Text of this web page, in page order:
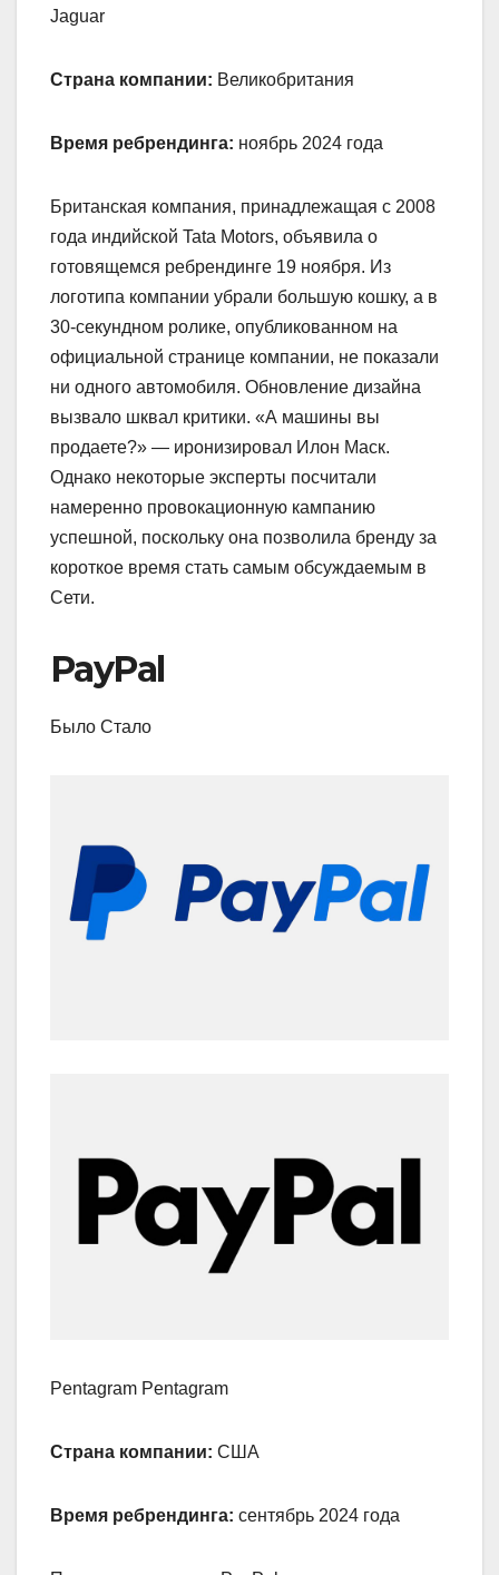
Jaguar
Страна компании: Великобритания
Время ребрендинга: ноябрь 2024 года
Британская компания, принадлежащая с 2008
года индийской Tata Motors, объявила о
готовящемся ребрендинге 19 ноября. Из
логотипа компании убрали большую кошку, а в
30-секундном ролике, опубликованном на
официальной странице компании, не показали
ни одного автомобиля. Обновление дизайна
вызвало шквал критики. «А машины вы
продаете?» — иронизировал Илон Маск.
Однако некоторые эксперты посчитали
намеренно провокационную кампанию
успешной, поскольку она позволила бренду за
короткое время стать самым обсуждаемым в
Сети.
PayPal
Было Стало
Pentagram Pentagram
Страна компании: США
Время ребрендинга: сентябрь 2024 года